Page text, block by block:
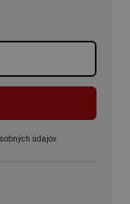
údajov.